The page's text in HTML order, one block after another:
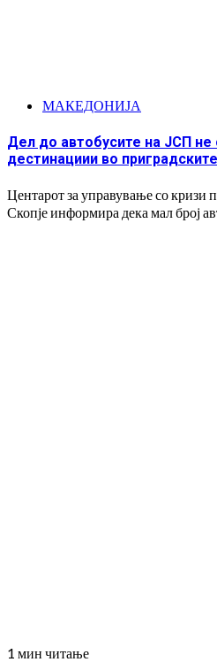
МАКЕДОНИЈА
Дел до автобусите на ЈСП не
дестинациии во
Центарот за управување со кризи
Скопје информира дека мал број
1 мин читање